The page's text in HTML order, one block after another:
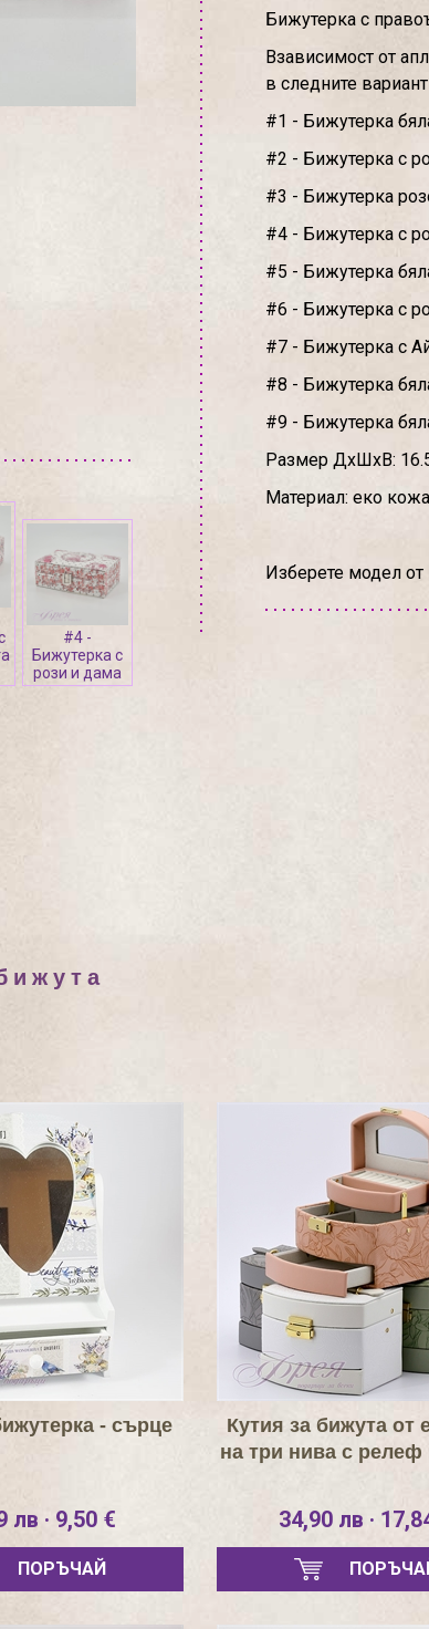
#4 -
Бижутерка с
рози и дама
Бижутерка с
Взависимост от
в следните
#1 - Бижутерка
#2 - Бижутерка с
#3 - Бижутерка
#4 - Бижутерка с
#5 - Бижутерка
#6 - Бижутерка с
#7 - Бижутерка с
#8 - Бижутерка
#9 - Бижутерка
Размер ДхШхВ:
Материал: еко
Изберете модел
- сърце
лв · 9,50 €
ПОРЪЧАЙ
Кутия за бижута от
на три нива с релеф
34,90 лв ·